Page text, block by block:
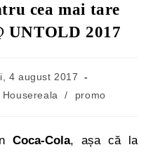
cea mai tare
UNTOLD 2017
4 august 2017
Housereala / promo
Coca-Cola, așa că la